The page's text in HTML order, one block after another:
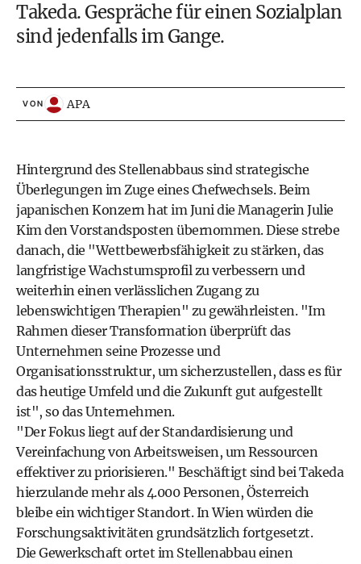
Takeda. Gespräche für einen Sozialplan
sind jedenfalls im Gange.
VON APA
Hintergrund des Stellenabbaus sind strategische
Überlegungen im Zuge eines Chefwechsels. Beim
japanischen Konzern hat im Juni die Managerin Julie
Kim den Vorstandsposten übernommen. Diese strebe
danach, die "Wettbewerbsfähigkeit zu stärken, das
langfristige Wachstumsprofil zu verbessern und
weiterhin einen verlässlichen Zugang zu
lebenswichtigen Therapien" zu gewährleisten. "Im
Rahmen dieser Transformation überprüft das
Unternehmen seine Prozesse und
Organisationsstruktur, um sicherzustellen, dass es für
das heutige Umfeld und die Zukunft gut aufgestellt
ist", so das Unternehmen.
"Der Fokus liegt auf der Standardisierung und
Vereinfachung von Arbeitsweisen, um Ressourcen
effektiver zu priorisieren." Beschäftigt sind bei Takeda
hierzulande mehr als 4.000 Personen, Österreich
bleibe ein wichtiger Standort. In Wien würden die
Forschungsaktivitäten grundsätzlich fortgesetzt.
Die Gewerkschaft ortet im Stellenabbau einen